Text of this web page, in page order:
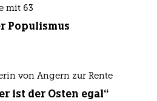
mit 63
Populismus
von Angern zur Rente
ist der Osten egal“